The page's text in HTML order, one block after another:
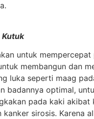
Kutuk
untuk
membangun dan
luka seperti maag
badannya optimal,
pada kaki
sirosis.